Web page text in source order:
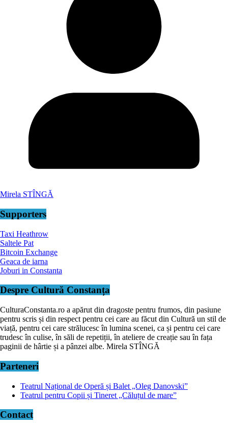
Mirela STÎNGĂ
Supporters
Taxi Heathrow
Saltele Pat
Bitcoin Exchange
Geaca de iarna
Joburi in Constanta
Despre Cultură Constanța
CulturaConstanta.ro a apărut din dragoste pentru frumos, din pasiune
pentru scris și din respect pentru cei care au făcut din Cultură un stil de
viață, pentru cei care strălucesc în lumina scenei, ca și pentru cei care
trudesc în culise, în săli de repetiții, în ateliere de creație sau în fața
paginii de hârtie și a pânzei albe. Mirela STÎNGĂ
Parteneri
Teatrul Național de Operă și Balet „Oleg Danovski”
Teatrul pentru Copii și Tineret „Căluțul de mare”
Contact